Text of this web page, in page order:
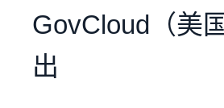
GovCloud（美
出